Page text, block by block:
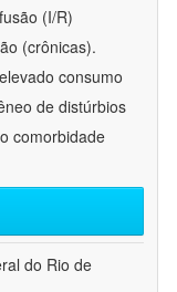
(I/R)
(crônicas).
consumo
de distúrbios
comorbidade
do Rio de